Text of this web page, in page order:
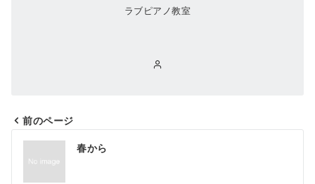
ラブピアノ教室
投
前のページ
春から